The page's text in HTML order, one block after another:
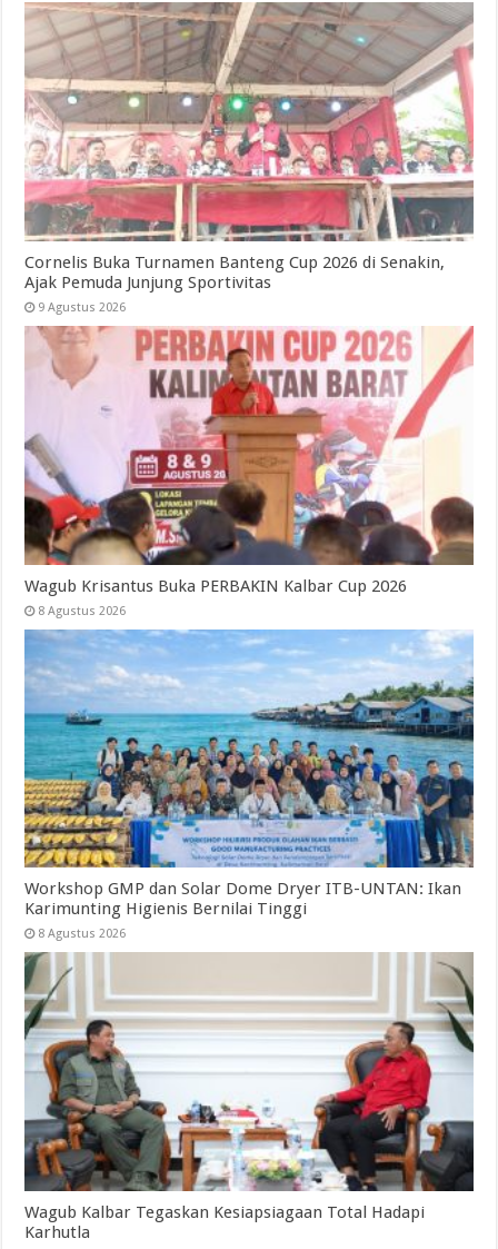
Cornelis Buka Turnamen Banteng Cup 2026 di Senakin,
Ajak Pemuda Junjung Sportivitas
9 Agustus 2026
Wagub Krisantus Buka PERBAKIN Kalbar Cup 2026
8 Agustus 2026
Workshop GMP dan Solar Dome Dryer ITB-UNTAN: Ikan
Karimunting Higienis Bernilai Tinggi
8 Agustus 2026
Wagub Kalbar Tegaskan Kesiapsiagaan Total Hadapi
Karhutla